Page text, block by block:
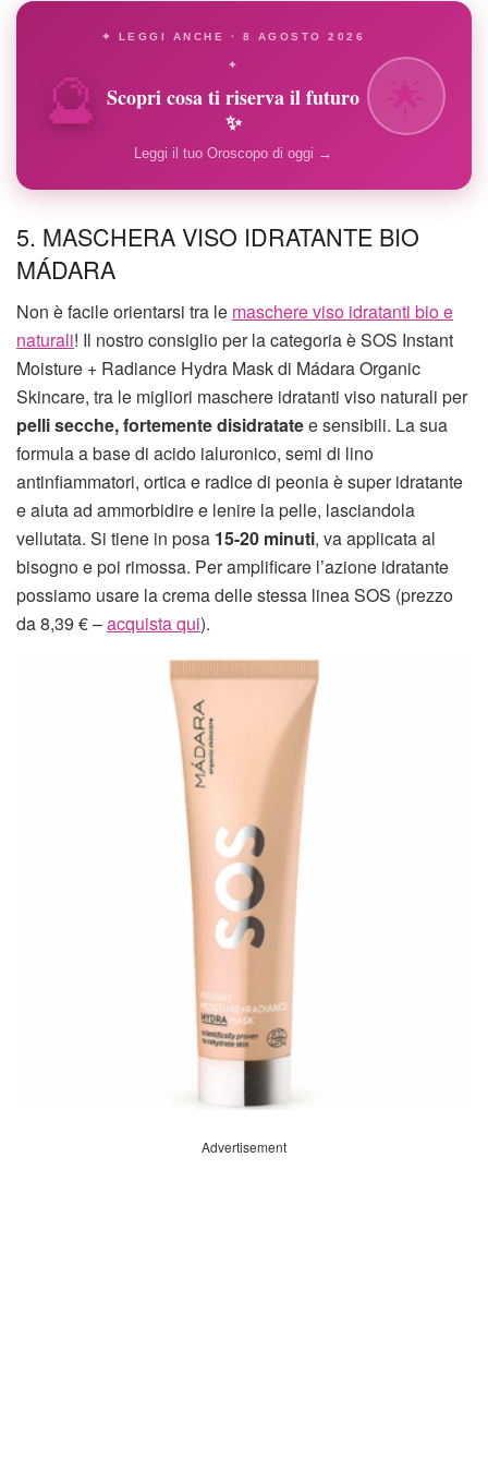
🔮
✦ LEGGI ANCHE · 8 AGOSTO 2026
✦
Scopri cosa ti riserva il futuro
✨
Leggi il tuo Oroscopo di oggi →
5. MASCHERA VISO IDRATANTE BIO
MÁDARA
Non è facile orientarsi tra le maschere viso idratanti bio e
naturali! Il nostro consiglio per la categoria è SOS Instant
Moisture + Radiance Hydra Mask di Mádara Organic
Skincare, tra le migliori maschere idratanti viso naturali per
pelli secche,fortemente disidratatee sensibili. La sua
formula a base di acido ialuronico, semi di lino
antinfiammatori, ortica e radice di peonia è super idratante
e aiuta ad ammorbidire e lenire la pelle, lasciandola
vellutata. Si tiene in posa 15-20 minuti, va applicata al
bisogno e poi rimossa. Per amplificare l’azione idratante
possiamo usare la crema delle stessa linea SOS (prezzo
da 8,39 € –acquista qui).
Advertisement